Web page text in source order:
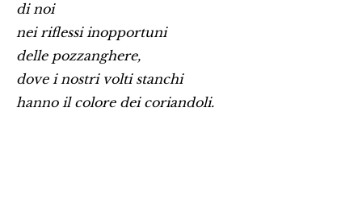
di noi
nei riflessi inopportuni
delle pozzanghere,
dove i nostri volti stanchi
hanno il colore dei coriandoli.